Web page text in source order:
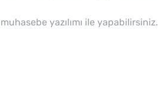
yazılımı ile yapabilirsiniz.